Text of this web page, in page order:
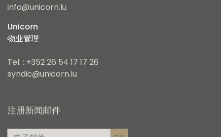
info@unicorn.lu
Unicorn
物业管理
Tel. : +352 26 54 17 17 26
syndic@unicorn.lu
注册新闻邮件